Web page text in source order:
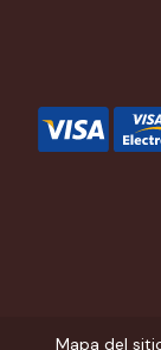
Mapa del